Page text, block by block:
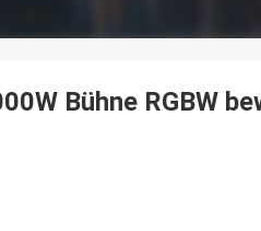
Bühne RGBW